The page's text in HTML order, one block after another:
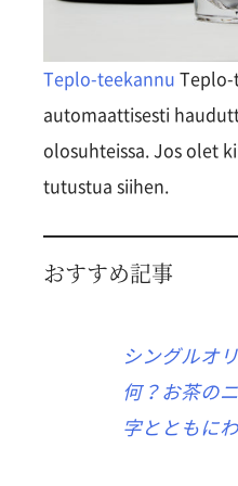
Teplo-teekannu Teplo-
automaattisesti
olosuhteissa. Jos olet
tutustua siihen.
おすすめ記事
シングルオ
何？お茶の
字とともに